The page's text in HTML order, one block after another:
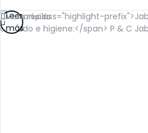
Vista rápida
Leer
más